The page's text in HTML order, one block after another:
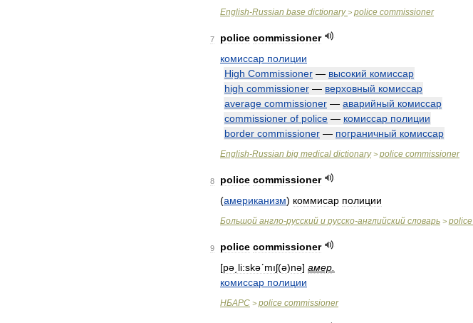
English-Russian base dictionary > police commissioner
7 police commissioner
комиссар полиции
High Commissioner — высокий комиссар
high commissioner — верховный комиссар
average commissioner — аварийный комиссар
commissioner of police — комиссар полиции
border commissioner — пограничный комиссар
English-Russian big medical dictionary> police commissioner
8 police commissioner
(американизм) коммисар полиции
Большой англо-русский и русско-английский словарь > police
9 police commissioner
[pə͵li:skəʹmıʃ(ə)nə] амер
комиссар полиции
НБАРС > police commissioner